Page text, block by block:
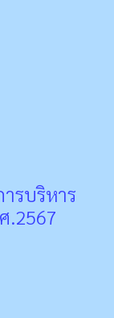
รบริหาร
.2567